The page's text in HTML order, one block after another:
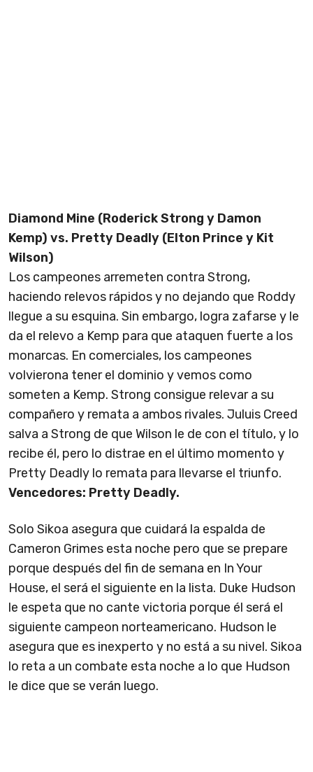
Diamond Mine (Roderick Strong y Damon
Kemp) vs. Pretty Deadly (Elton Prince y Kit
Wilson)
Los campeones arremeten contra Strong,
haciendo relevos rápidos y no dejando que Roddy
llegue a su esquina. Sin embargo, logra zafarse y le
da el relevo a Kemp para que ataquen fuerte a los
monarcas. En comerciales, los campeones
volvierona tener el dominio y vemos como
someten a Kemp. Strong consigue relevar a su
compañero y remata a ambos rivales. Juluis Creed
salva a Strong de que Wilson le de con el título, y lo
recibe él, pero lo distrae en el último momento y
Pretty Deadly lo remata para llevarse el triunfo.
Vencedores: Pretty Deadly.
Solo Sikoa asegura que cuidará la espalda de
Cameron Grimes esta noche pero que se prepare
porque después del fin de semana en In Your
House, el será el siguiente en la lista. Duke Hudson
le espeta que no cante victoria porque él será el
siguiente campeon norteamericano. Hudson le
asegura que es inexperto y no está a su nivel. Sikoa
lo reta a un combate esta noche a lo que Hudson
le dice que se verán luego.